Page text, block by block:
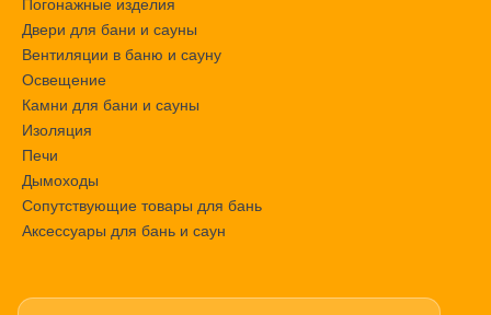
Погонажные изделия
Двери для бани и сауны
Вентиляции в баню и сауну
Освещение
Камни для бани и сауны
Изоляция
Печи
Дымоходы
Сопутствующие товары для бань
Аксессуары для бань и саун